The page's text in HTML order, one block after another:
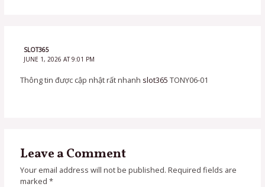
SLOT365
JUNE 1, 2026 AT 9:01 PM
Thông tin được cập nhật rất nhanh slot365 TONY06-01
Leave a Comment
Your email address will not be published. Required fields are
marked*